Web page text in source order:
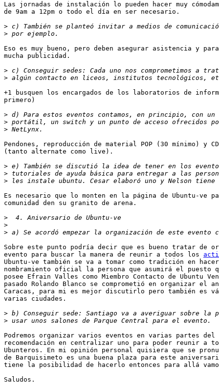
Las jornadas de instalación lo pueden hacer muy
de 9am a 12pm o todo el día en ser necesario.
>
>
Eso es muy bueno, pero deben asegurar asistencia y
mucha publicidad.
>
>
+1 busquen los encargados de los laboratorios de
primero)
>
>
>
Pendones, reproducción de material POP (30 mínimo) y
(tanto alternate como live).
>
>
>
Es necesario que lo monten en la página de Ubuntu-ve
comunidad den su granito de arena.
>
>
>
Sobre este punto podría decir que es bueno tratar de
evento para buscar la manera de reunir a todos los
Ubuntu-ve también se va a tomar como tradición en
nombramiento oficial la persona que asumirá el puesto
posee Efrain Valles como Miembro Contacto de Ubuntu
pasado Rolando Blanco se comprometió en organizar el
Caracas, para mi es mejor discutirlo pero también es
varias ciudades.
>
>
Podremos organizar varios eventos en varias partes del
recomendación en centralizar uno para poder reunir a
Ubunteros. En mi opinión personal quisiera que se
de Barquisimeto es una buena plaza para este
tiene la posibilidad de hacerlo entonces para allá
Saludos.